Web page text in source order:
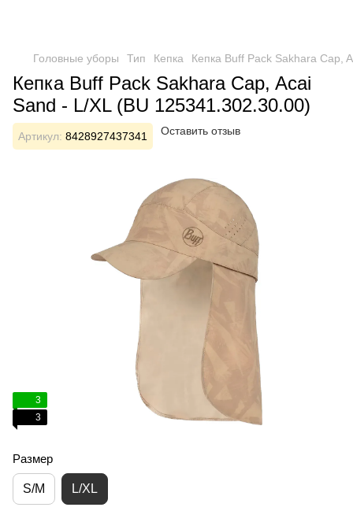
Головные уборы Тип Кепка Кепка Buff Pack Sakhara Cap,
Кепка Buff Pack Sakhara Cap, Acai
Sand - L/XL (BU 125341.302.30.00)
Артикул: 8428927437341 Оставить отзыв
3
3
Размер
S/M L/XL